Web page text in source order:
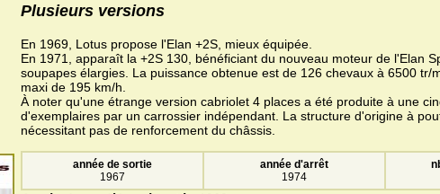
Plusieurs versions
En 1969, Lotus propose l'Elan +2S, mieux équipée.
En 1971, apparaît la +2S 130, bénéficiant du nouveau moteur de l'Elan
soupapes élargies. La puissance obtenue est de 126 chevaux à 6500 tr/
maxi de 195 km/h.
À noter qu'une étrange version cabriolet 4 places a été produite à une
d'exemplaires par un carrossier indépendant. La structure d'origine à
nécessitant pas de renforcement du châssis.
année de sortie
1967
année d'arrêt
1974